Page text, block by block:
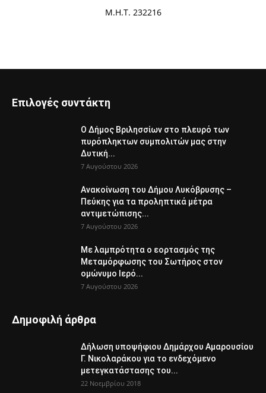
Μ.Η.Τ. 232216
Επιλογές συντάκτη
Ο Δήμος Βριλησσίων στο πλευρό των
πυρόπληκτων συμπολιτών μας στην
Δυτική...
7 Αυγούστου 2026
Ανακοίνωση του Δήμου Λυκόβρυσης –
Πεύκης για τα προληπτικά μέτρα
αντιμετώπισης...
7 Αυγούστου 2026
Με λαμπρότητα ο εορτασμός της
Μεταμόρφωσης του Σωτήρος στον
ομώνυμο Ιερό...
7 Αυγούστου 2026
Δημοφιλή άρθρα
Δήλωση υποψήφιου Δημάρχου Αμαρουσίου
Γ. Νικολαράκου για το ενδεχόμενο
μετεγκατάστασης του...
22 Νοεμβρίου 2018